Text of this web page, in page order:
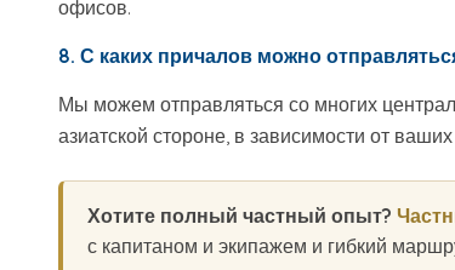
офисов.
8. С каких причалов можно
Мы можем отправляться со многих
азиатской стороне, в зависимости от
Хотите полный частный опыт?
с капитаном и экипажем и гибкий